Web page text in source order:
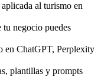
al turismo en
tu negocio puedes
en ChatGPT, Perplexity
plantillas y prompts